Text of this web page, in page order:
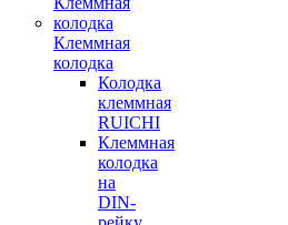
Клеммная
колодка
Колодка
клеммная
RUICHI
Клеммная
колодка
на
DIN-